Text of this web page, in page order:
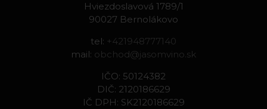
Hviezdoslavová 1789/1
90027 Bernolákovo
tel: +421948777140
mail: obchod@jasomvino.sk
IČO: 50124382
DIČ: 2120186629
IČ DPH: SK2120186629